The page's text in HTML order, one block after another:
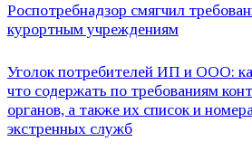
Роспотребнадзор смягчил
курортным учреждениям
Уголок потребителей ИП и ООО:
что содержать по требованиям
органов, а также их список и
экстренных служб